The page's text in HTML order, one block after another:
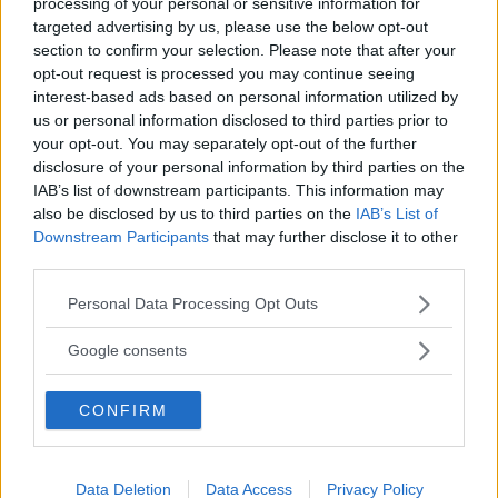
targeted advertising by us, please use the below opt-out
section to confirm your selection. Please note that after your
opt-out request is processed you may continue seeing
interest-based ads based on personal information utilized by
us or personal information disclosed to third parties prior to
your opt-out. You may separately opt-out of the further
disclosure of your personal information by third parties on the
IAB’s list of downstream participants. This information may
also be disclosed by us to third parties on the IAB’s List of
Downstream Participants that may further disclose it to other
Please note that this website/app uses one or more Google
not limited to your visit or usage behaviour. You may click to
use your data for below specified purposes in below Google
consent section.
Personal Data Processing Opt Outs
Google consents
CONFIRM
Data Deletion Data Access Privacy Policy
missbruka olika lagerkoder. Därmed räknades lånefordon
som försäljning, så försäljningssiffrorna av elbilar såg
bättre ut än i verkligheten. Biltillverkaren anklagas nu
bland annat för bedrägeri.
De återförsäljaresom gick med på upplägget fick fylla på
sina lager med populära Hyundaimodeller vilket ledde till
minde valfrihet för kunderna. Enbart de utvalda handlarna
fick sälja de mest populära modellerna. Samtidigt kunde
Hyundai redovisa fina försäljningssiffror och påvisa att
försäljningen av elbilar var marknadsdriven.
Hyundai har i ett uttalande sagt att de inte tolererar
förfalskning av försäljningsdata. De har även startat en
utredning efter att de blivit informerade om anklagelserna.
ELBILAR